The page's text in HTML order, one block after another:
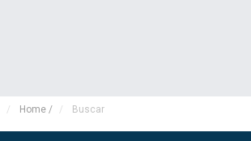
Home / Buscar